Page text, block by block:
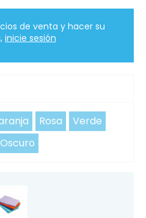
de venta y hacer su
inicie sesión
Rosa
Verde